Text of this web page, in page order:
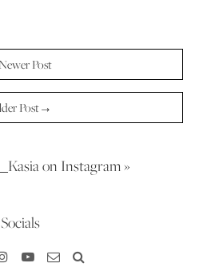
Post
Post →
on Instagram »
Socials